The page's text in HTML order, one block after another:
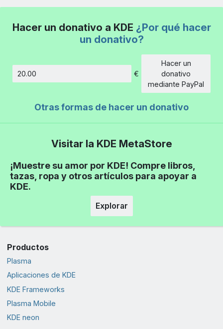
Hacer un donativo a KDE ¿Por qué hacer
un donativo?
Cantidad
€
Hacer un
donativo
mediante PayPal
Otras formas de hacer un donativo
Visitar la KDE MetaStore
¡Muestre su amor por KDE! Compre libros,
tazas, ropa y otros artículos para apoyar a
KDE.
Explorar
Productos
Plasma
Aplicaciones de KDE
KDE Frameworks
Plasma Mobile
KDE neon